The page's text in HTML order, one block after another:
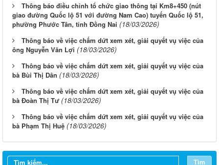
Thông báo điều chỉnh tổ chức giao thông tại Km8+450 (nút
giao đường Quốc lộ 51 với đường Nam Cao) tuyến Quốc lộ 51,
phường Phước Tân, tỉnh Đồng Nai (18/03/2026)
Thông báo về việc chấm dứt xem xét, giải quyết vụ việc của
ông Nguyễn Văn Lợi (18/03/2026)
Thông báo về việc chấm dứt xem xét, giải quyết vụ việc của
bà Bùi Thị Dân (18/03/2026)
Thông báo về việc chấm dứt xem xét, giải quyết vụ việc của
bà Đoàn Thị Tư (18/03/2026)
Thông báo về việc chấm dứt xem xét, giải quyết vụ việc của
bà Phạm Thị Huệ (18/03/2026)
Tìm
Từ ngày 27/7/2026 đến ngày 02/8/2026